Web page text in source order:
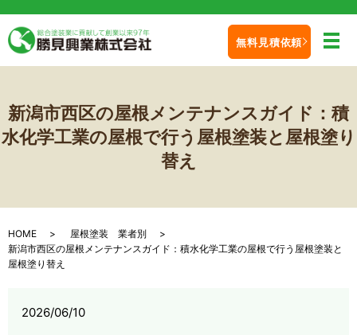
無料見積依頼 メ
新潟市西区の屋根メンテナンスガイド：積
水化学工業の屋根で行う屋根塗装と屋根塗り
替え
HOME
屋根塗装 業者別
新潟市西区の屋根メンテナンスガイド：積水化学工業の屋根で行う屋根塗装と
屋根塗り替え
2026/06/10